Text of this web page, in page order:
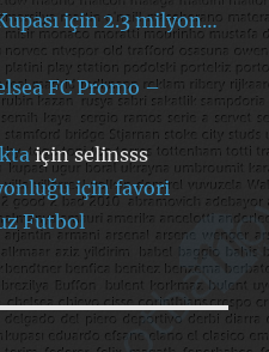
için 2.3 milyon…
FC Promo –
içinselinsss
için favori
Futbol